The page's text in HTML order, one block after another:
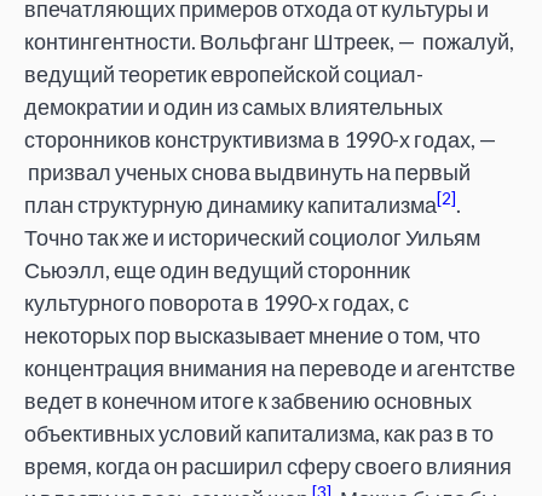
впечатляющих примеров отхода от культуры и
контингентности. Вольфганг Штреек, — пожалуй,
ведущий теоретик европейской социал-
демократии и один из самых влиятельных
сторонников конструктивизма в 1990-х годах, —
призвал ученых снова выдвинуть на первый
план структурную динамику капитализма[2].
Точно так же и исторический социолог Уильям
Сьюэлл, еще один ведущий сторонник
культурного поворота в 1990-х годах, с
некоторых пор высказывает мнение о том, что
концентрация внимания на переводе и агентстве
ведет в конечном итоге к забвению основных
объективных условий капитализма, как раз в то
время, когда он расширил сферу своего влияния